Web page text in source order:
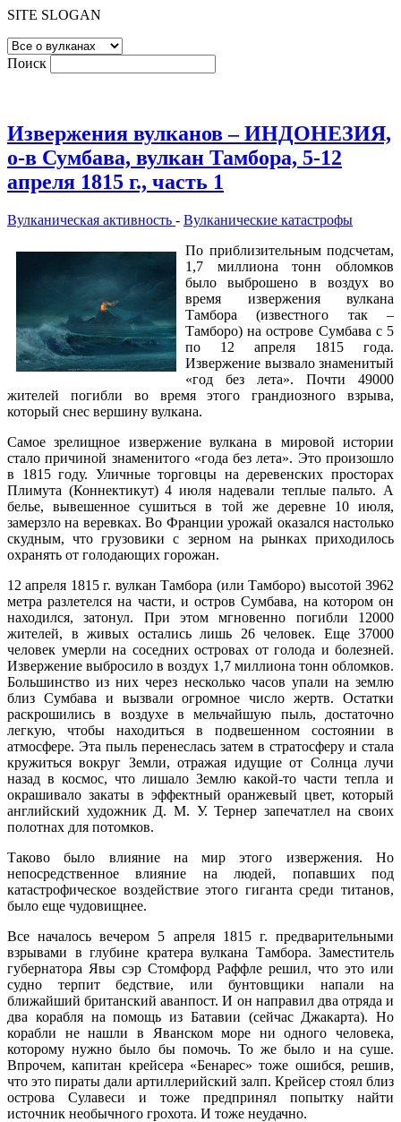
SITE SLOGAN
Поиск
Извержения вулканов – ИНДОНЕЗИЯ,
о-в Сумбава, вулкан Тамбора, 5-12
апреля 1815 г., часть 1
Вулканическая активность - Вулканические катастрофы
По приблизительным подсчетам,
1,7 миллиона тонн обломков
было выброшено в воздух во
время извержения вулкана
Тамбора (известного так –
Тамборо) на острове Сумбава с 5
по 12 апреля 1815 года.
Извержение вызвало знаменитый
«год без лета». Почти 49000
жителей погибли во время этого грандиозного взрыва,
который снес вершину вулкана.
Самое зрелищное извержение вулкана в мировой истории
стало причиной знаменитого «года без лета». Это произошло
в 1815 году. Уличные торговцы на деревенских просторах
Плимута (Коннектикут) 4 июля надевали теплые пальто. А
белье, вывешенное сушиться в той же деревне 10 июля,
замерзло на веревках. Во Франции урожай оказался настолько
скудным, что грузовики с зерном на рынках приходилось
охранять от голодающих горожан.
12 апреля 1815 г. вулкан Тамбора (или Тамборо) высотой 3962
метра разлетелся на части, и остров Сумбава, на котором он
находился, затонул. При этом мгновенно погибли 12000
жителей, в живых остались лишь 26 человек. Еще 37000
человек умерли на соседних островах от голода и болезней.
Извержение выбросило в воздух 1,7 миллиона тонн обломков.
Большинство из них через несколько часов упали на землю
близ Сумбава и вызвали огромное число жертв. Остатки
раскрошились в воздухе в мельчайшую пыль, достаточно
легкую, чтобы находиться в подвешенном состоянии в
атмосфере. Эта пыль перенеслась затем в стратосферу и стала
кружиться вокруг Земли, отражая идущие от Солнца лучи
назад в космос, что лишало Землю какой-то части тепла и
окрашивало закаты в эффектный оранжевый цвет, который
английский художник Д. М. У. Тернер запечатлел на своих
полотнах для потомков.
Таково было влияние на мир этого извержения. Но
непосредственное влияние на людей, попавших под
катастрофическое воздействие этого гиганта среди титанов,
было еще чудовищнее.
Все началось вечером 5 апреля 1815 г. предварительными
взрывами в глубине кратера вулкана Тамбора. Заместитель
губернатора Явы сэр Стомфорд Раффле решил, что это или
судно терпит бедствие, или бунтовщики напали на
ближайший британский аванпост. И он направил два отряда и
два корабля на помощь из Батавии (сейчас Джакарта). Но
корабли не нашли в Яванском море ни одного человека,
которому нужно было бы помочь. То же было и на суше.
Впрочем, капитан крейсера «Бенарес» тоже ошибся, решив,
что это пираты дали артиллерийский залп. Крейсер стоял близ
острова Сулавеси и тоже предпринял попытку найти
источник необычного грохота. И тоже неудачно.